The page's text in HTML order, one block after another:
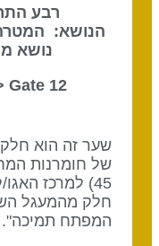
רבע
הנושא:
נושא
12 Gate 35 <
> Gate
שער זה הוא חלק
של חומרנות
חלק מהמעגל
המפתח תמיכה".